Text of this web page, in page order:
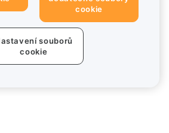
cookie
souborů
cookie